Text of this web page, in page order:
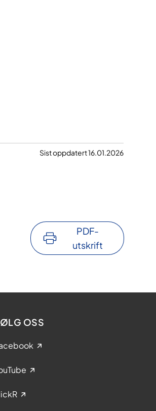
Sist oppdatert 16.01.2026
PDF-
utskrift
OSS